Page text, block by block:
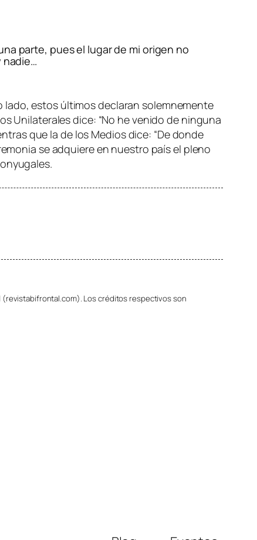
parte, pues el lugar de mi origen no
nadie…
lado, estos últimos declaran solemnemente
Unilaterales dice: “No he venido de ninguna
que la de los Medios dice: “De donde
se adquiere en nuestro país el pleno
(revistabifrontal.com). Los créditos respectivos son